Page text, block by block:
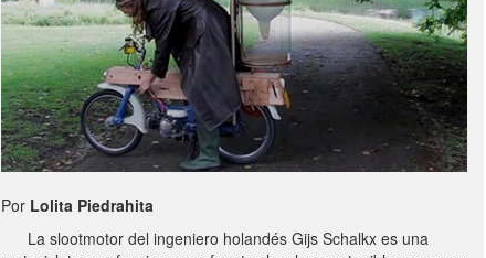
Por Lolita Piedrahita
La slootmotor del ingeniero holandés Gijs Schalkx es una